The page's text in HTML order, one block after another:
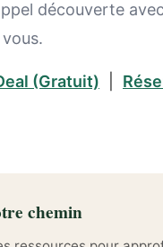
découverte
(Gratuit)
chemin